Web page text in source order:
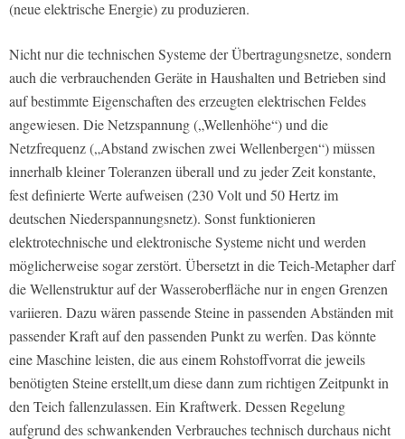
(neue elektrische Energie) zu produzieren.
Nicht nur die technischen Systeme der Übertragungsnetze, sondern
auch die verbrauchenden Geräte in Haushalten und Betrieben sind
auf bestimmte Eigenschaften des erzeugten elektrischen Feldes
angewiesen. Die Netzspannung („Wellenhöhe“) und die
Netzfrequenz („Abstand zwischen zwei Wellenbergen“) müssen
innerhalb kleiner Toleranzen überall und zu jeder Zeit konstante,
fest definierte Werte aufweisen (230 Volt und 50 Hertz im
deutschen Niederspannungsnetz). Sonst funktionieren
elektrotechnische und elektronische Systeme nicht und werden
möglicherweise sogar zerstört. Übersetzt in die Teich-Metapher darf
die Wellenstruktur auf der Wasseroberfläche nur in engen Grenzen
variieren. Dazu wären passende Steine in passenden Abständen mit
passender Kraft auf den passenden Punkt zu werfen. Das könnte
eine Maschine leisten, die aus einem Rohstoffvorrat die jeweils
benötigten Steine erstellt,um diese dann zum richtigen Zeitpunkt in
den Teich fallenzulassen. Ein Kraftwerk. Dessen Regelung
aufgrund des schwankenden Verbrauches technisch durchaus nicht